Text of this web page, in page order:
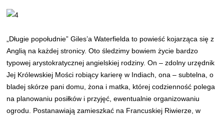
„Długie popołudnie” Giles’a Waterfielda to powieść kojarząca się z
Anglią na każdej stronicy. Oto śledzimy bowiem życie bardzo
typowej arystokratycznej angielskiej rodziny. On – zdolny urzędnik
Jej Królewskiej Mości robiący karierę w Indiach, ona – subtelna, o
bladej skórze pani domu, żona i matka, której codzienność polega
na planowaniu posiłków i przyjęć, ewentualnie organizowaniu
ogrodu. Postanawiają zamieszkać na Francuskiej Riwierze, w